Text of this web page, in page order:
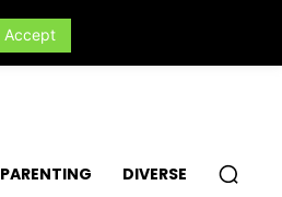
PARENTING DIVERSE
Accept